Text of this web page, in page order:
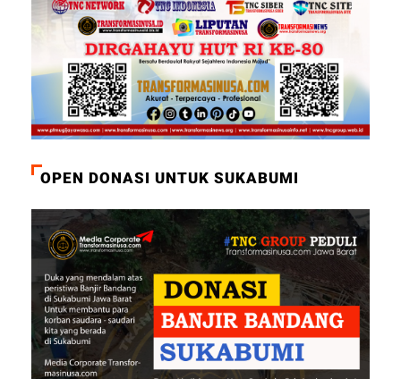
OPEN DONASI UNTUK SUKABUMI